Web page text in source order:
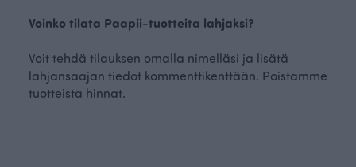
Voinko tilata Paapii-tuotteita lahjaksi?
Voit tehdä tilauksen omalla nimelläsi ja lisätä
lahjansaajan tiedot kommenttikenttään. Poistamme
tuotteista hinnat.